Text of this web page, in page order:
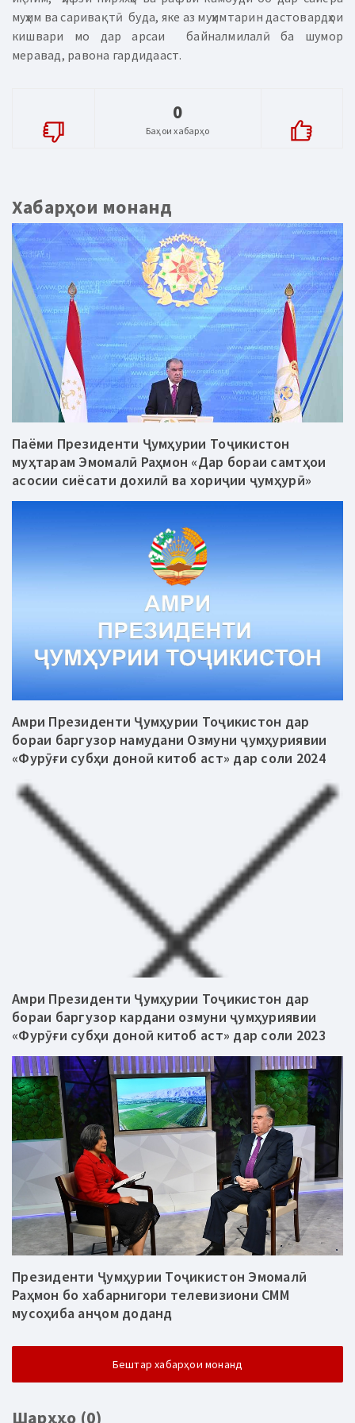
муҳим ва саривақтӣ буда, яке аз муҳимтарин дастовардҳои
кишвари мо дар арсаи байналмилалӣ ба шумор
меравад, равона гардидааст.
0
Баҳои хабарҳо
Хабарҳои монанд
Паёми Президенти Ҷумҳурии Тоҷикистон
муҳтарам Эмомалӣ Раҳмон «Дар бораи самтҳои
асосии сиёсати дохилӣ ва хориҷии ҷумҳурӣ»
Амри Президенти Ҷумҳурии Тоҷикистон дар
бораи баргузор намудани Озмуни ҷумҳуриявии
«Фурӯғи субҳи доноӣ китоб аст» дар соли 2024
Амри Президенти Ҷумҳурии Тоҷикистон дар
бораи баргузор кардани озмуни ҷумҳуриявии
«Фурӯғи субҳи доноӣ китоб аст» дар соли 2023
Президенти Ҷумҳурии Тоҷикистон Эмомалӣ
Раҳмон бо хабарнигори телевизиони СММ
мусоҳиба анҷом доданд
Бештар хабарҳои монанд
Шарҳҳо (0)